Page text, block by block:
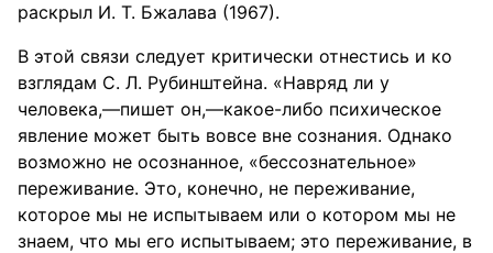
раскрыл И. Т. Бжалава (1967).
В этой связи следует критически отнестись и ко
взглядам С. Л. Рубинштейна. «Навряд ли у
человека,—пишет он,—какое-либо психическое
явление может быть вовсе вне сознания. Однако
возможно не осознанное, «бессознательное»
переживание. Это, конечно, не переживание,
которое мы не испытываем или о котором мы не
знаем, что мы его испытываем; это переживание, в